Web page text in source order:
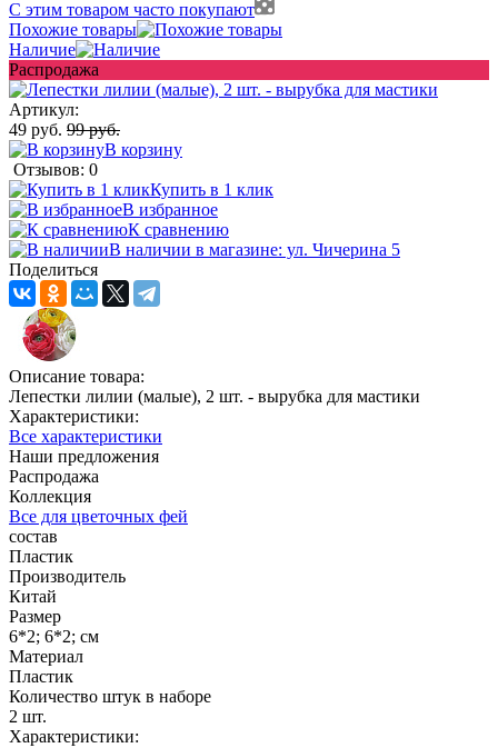
С этим товаром часто покупают
Похожие товары
Наличие
Распродажа
Артикул:
49 руб. 99 руб.
В корзину
Отзывов: 0
Купить в 1 клик
В избранное
К сравнению
В наличии в магазине: ул. Чичерина 5
Поделиться
Описание товара:
Лепестки лилии (малые), 2 шт. - вырубка для мастики
Характеристики:
Все характеристики
Наши предложения
Распродажа
Коллекция
Все для цветочных фей
состав
Пластик
Производитель
Китай
Размер
6*2; 6*2; см
Материал
Пластик
Количество штук в наборе
2 шт.
Характеристики: